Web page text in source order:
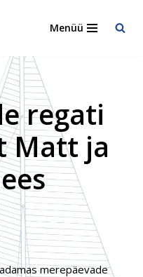
Menüü
regati
Matt ja
merepäevade